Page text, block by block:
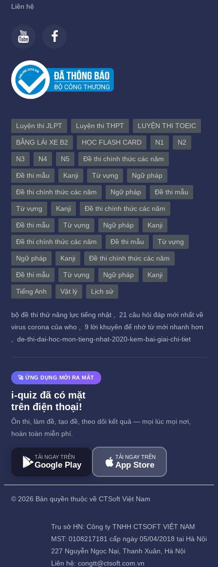
Liên hệ
Luyện thi JLPT Luyện thi THPT LUYỆN THI TOEIC
BẰNG LÁI XE B2 HỌC FLASH CARD N1 N2
N3 N4 N5 Đề thi chính thức các năm
Đề thi mẫu Kanji Từ vựng Ngữ pháp
Đề thi chính thức các năm Ngữ pháp Đề thi mẫu
Từ vựng Kanji Đề thi chính thức các năm
Đề thi mẫu Từ vựng Ngữ pháp Kanji
Đề thi chính thức các năm Đề thi mẫu Từ vựng
Ngữ pháp Kanji Đề thi chính thức các năm
Đề thi mẫu Từ vựng Ngữ pháp Kanji
Tiếng Anh Vật lý Lịch sử
bộ đề thi thử năng lực tiếng nhật , 21 câu hỏi đáp mới nhất về
virus corona của who , 9 lời khuyên để nhớ từ mới nhanh hơn
, de-thi-dai-hoc-mon-tieng-nhat-2020-kem-bai-giai-chi-tiet
🚀 ỨNG DỤNG MỚI RA MẮT
i-quiz đã có mặt
trên điện thoại!
Ôn thi, làm đề, tạo đề, theo dõi kết quả — mọi lúc mọi nơi,
hoàn toàn miễn phí.
TẢI NGAY TRÊN
Google Play
TẢI NGAY TRÊN
App Store
© 2026 Bản quyền thuộc về CTSoft Việt Nam
Trụ sở HN: Công ty TNHH CTSOFT VIỆT NAM
MST: 0108217181 cấp ngày 05/04/2018 tại Hà Nội
227 Nguyễn Ngọc Nại, Thanh Xuân, Hà Nội
Liên hệ: congtt@ctsoft.com.vn